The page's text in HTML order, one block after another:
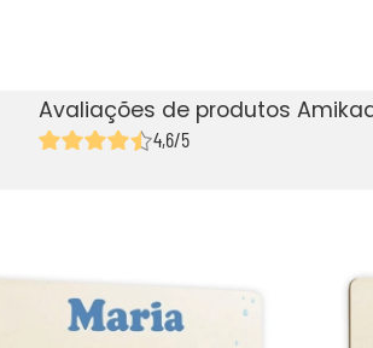
Avaliações de produtos
4,6/5